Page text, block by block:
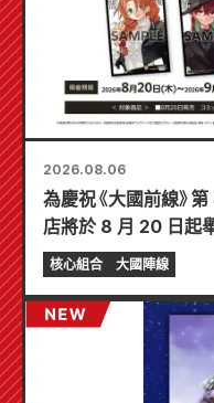
2026.08.06
為慶祝《大國前線》
店將於 8 月 20 日起
製迷你卡片（共 4 種）！
核心組合 大國陣線